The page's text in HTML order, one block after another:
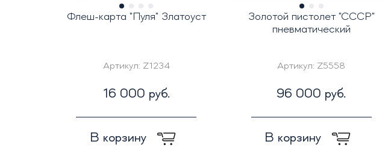
Флеш-карта "Пуля" Златоуст
Артикул: Z1234
16 000 руб.
В корзину
Золотой пистолет "СССР"
пневматический
Артикул: Z5558
96 000 руб.
В корзину